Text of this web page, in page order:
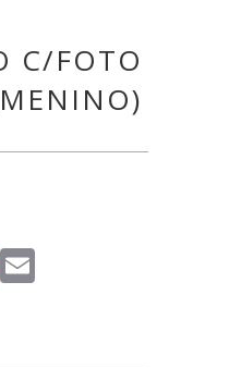
C/FOTO
Pinterest